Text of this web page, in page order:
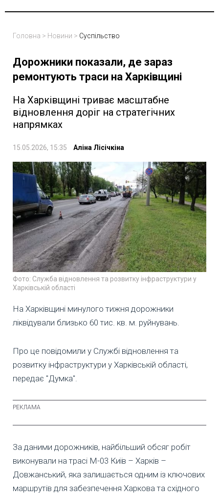
Головна > Новини > Суспільство
Дорожники показали, де зараз
ремонтують траси на Харківщині
На Харківщині триває масштабне
відновлення доріг на стратегічних
напрямках
15.05.2026, 15:35 Аліна Лісічкіна
Фото: Служба відновлення та розвитку інфраструктури у
Харківській області
На Харківщині минулого тижня дорожники
ліквідували близько 60 тис. кв. м. руйнувань.
Про це повідомили у Службі відновлення та
розвитку інфраструктури у Харківській області,
передає "Думка".
За даними дорожників, найбільший обсяг робіт
виконували на трасі М-03 Київ – Харків –
Довжанський, яка залишається одним із ключових
маршрутів для забезпечення Харкова та східного